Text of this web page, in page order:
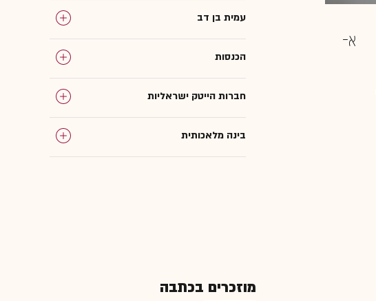
עמית בן דב
הכנסות
חברות הייטק ישראליות
בינה מלאכותית
מוזכרים בכתבה